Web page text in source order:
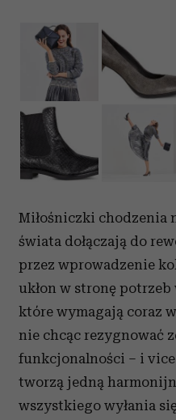
Miłośniczki chodzenia
świata dołączają do
przez wprowadzenie
ukłon w stronę
które wymagają coraz
nie chcąc rezygnować
funkcjonalności – i
tworzą jedną
wszystkiego wyłania